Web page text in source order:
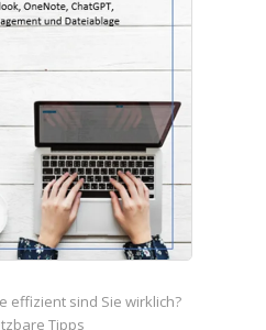
effizient sind Sie wirklich?
Tipps